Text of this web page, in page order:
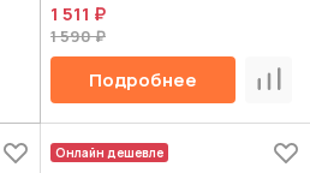
1 511 ₽
1 590 ₽
Подробнее
Онлайн дешевле